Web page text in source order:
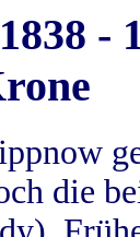
-
die